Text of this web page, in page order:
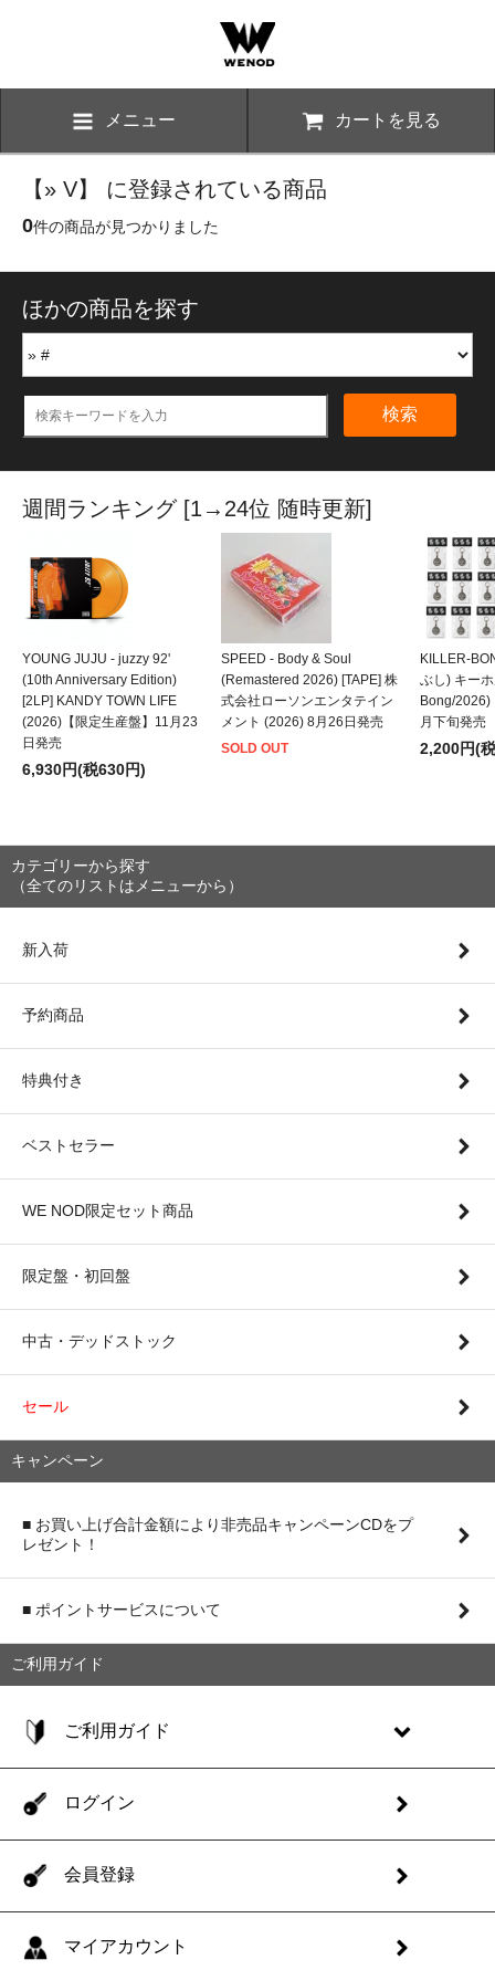
メニュー カートを見る
【» V】 に登録されている商品
0件の商品が見つかりました
ほかの商品を探す
検索
週間ランキング [1→24位 随時更新]
YOUNG JUJU - juzzy 92'
(10th Anniversary Edition)
[2LP] KANDY TOWN LIFE
(2026)【限定生産盤】11月23
日発売
6,930円(税630円)
SPEED - Body & Soul
(Remastered 2026) [TAPE] 株
式会社ローソンエンタテイン
メント (2026) 8月26日発売
SOLD OUT
KILLER-
ぶし) キー
Bong/2026)
月下旬発売
2,200円(
カテゴリーから探す
（全てのリストはメニューから）
新入荷
予約商品
特典付き
ベストセラー
WE NOD限定セット商品
限定盤・初回盤
中古・デッドストック
セール
キャンペーン
■ お買い上げ合計金額により非売品キャンペーンCDをプ
レゼント！
■ ポイントサービスについて
ご利用ガイド
ご利用ガイド
ログイン
会員登録
マイアカウント